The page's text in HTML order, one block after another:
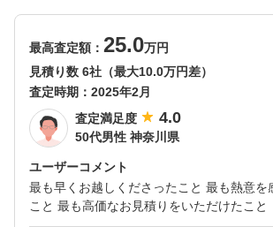
最高査定額： 25.0万円
見積り数 6社（最大10.0万円差）
査定時期： 2025年2月
査定満足度
4.0
50代男性 神奈川県
ユーザーコメント
最も早くお越しくださったこと 最も熱意を
こと 最も高価なお見積りをいただけたこと